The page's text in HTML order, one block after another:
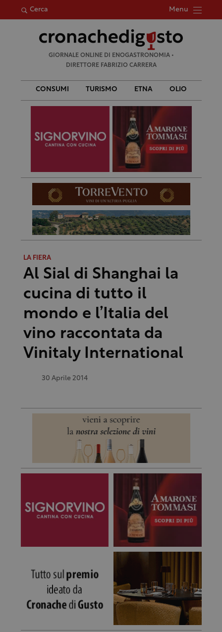
Cerca Menu
per:
GIORNALE ONLINE DI ENOGASTRONOMIA •
DIRETTORE FABRIZIO CARRERA
CONSUMI TURISMO ETNA OLIO
LA FIERA
Al Sial di Shanghai la
cucina di tutto il
mondo e l’Italia del
vino raccontata da
Vinitaly International
30 Aprile 2014